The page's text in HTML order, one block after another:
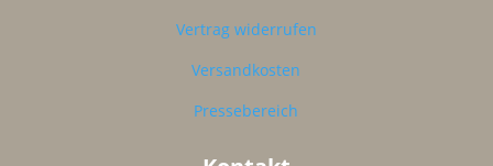
Vertrag widerrufen
Versandkosten
Pressebereich